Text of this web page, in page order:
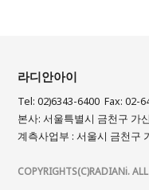
라디안아이
Tel: 02)6343-6400 Fax:
본사: 서울특별시 금천구 가
계측사업부 : 서울시 금천구
COPYRIGHTS(C)RADIANi. ALL